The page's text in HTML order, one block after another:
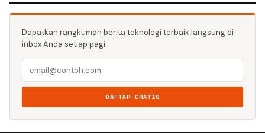
Dapatkan rangkuman berita teknologi terbaik langsung di
inbox Anda setiap pagi.
DAFTAR GRATIS